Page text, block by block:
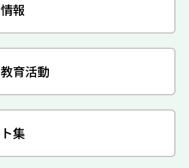
報
育活動
集